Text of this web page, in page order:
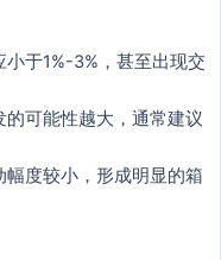
于1%-3%，甚至出现交
的可能性越大，通常建议
幅度较小，形成明显的箱